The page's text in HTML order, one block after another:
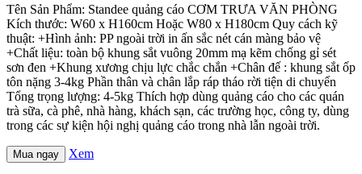
Tên Sản Phẩm: Standee quảng cáo CƠM TRƯA VĂN PHÒNG
Kích thước: W60 x H160cm Hoặc W80 x H180cm Quy cách kỹ
thuật: +Hình ảnh: PP ngoài trời in ấn sắc nét cán màng bảo vệ
+Chất liệu: toàn bộ khung sắt vuông 20mm mạ kẽm chống gỉ sét
sơn đen +Khung xương chịu lực chắc chắn +Chân đế : khung sắt ốp
tôn nặng 3-4kg Phần thân và chân lắp ráp tháo rời tiện di chuyển
Tổng trọng lượng: 4-5kg Thích hợp dùng quảng cáo cho các quán
trà sữa, cà phê, nhà hàng, khách sạn, các trường học, công ty, dùng
trong các sự kiện hội nghị quảng cáo trong nhà lẫn ngoài trời.
Mua ngay Xem